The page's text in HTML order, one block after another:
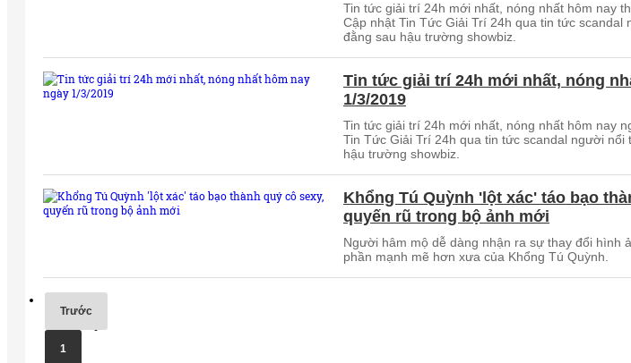
Tin tức giải trí 24h mới nhất, nóng nhất hôm nay
Cập nhật Tin Tức Giải Trí 24h qua tin tức scandal
đằng sau hậu trường showbiz.
Tin tức giải trí 24h mới nhất, nóng
1/3/2019
Tin tức giải trí 24h mới nhất, nóng nhất hôm nay
Tin Tức Giải Trí 24h qua tin tức scandal người nổi
hậu trường showbiz.
Khổng Tú Quỳnh 'lột xác' táo bạo
quyến rũ trong bộ ảnh mới
Người hâm mộ dễ dàng nhận ra sự thay đổi hình
phần mạnh mẽ hơn xưa của Khổng Tú Quỳnh.
Trước
1